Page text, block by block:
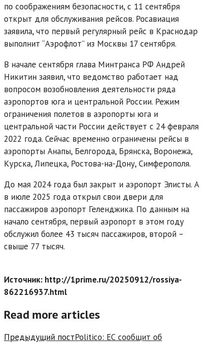
по соображениям безопасности, с 11 сентября
открыт для обслуживания рейсов. Росавиация
заявила, что первый регулярный рейс в Краснодар
выполнит “Аэрофлот” из Москвы 17 сентября.
В начале сентября глава Минтранса РФ Андрей
Никитин заявил, что ведомство работает над
вопросом возобновления деятельности ряда
аэропортов юга и центральной России. Режим
ограничения полетов в аэропорты юга и
центральной части России действует с 24 февраля
2022 года. Сейчас временно ограничены рейсы в
аэропорты Анапы, Белгорода, Брянска, Воронежа,
Курска, Липецка, Ростова-на-Дону, Симферополя.
До мая 2024 года был закрыт и аэропорт Элисты. А
в июле 2025 года открыл свои двери для
пассажиров аэропорт Геленджика. По данным на
начало сентября, первый аэропорт в этом году
обслужил более 43 тысяч пассажиров, второй –
свыше 77 тысяч.
Источник: http://1prime.ru/20250912/rossiya-
862216937.html
Read more articles
Предыдущий постPolitico: ЕС сообщит об